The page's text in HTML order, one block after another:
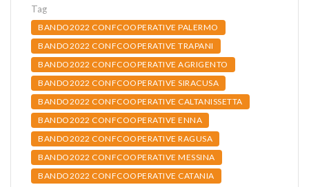
Tag
BANDO2022 CONFCOOPERATIVE PALERMO
BANDO2022 CONFCOOPERATIVE TRAPANI
BANDO2022 CONFCOOPERATIVE AGRIGENTO
BANDO2022 CONFCOOPERATIVE SIRACUSA
BANDO2022 CONFCOOPERATIVE CALTANISSETTA
BANDO2022 CONFCOOPERATIVE ENNA
BANDO2022 CONFCOOPERATIVE RAGUSA
BANDO2022 CONFCOOPERATIVE MESSINA
BANDO2022 CONFCOOPERATIVE CATANIA